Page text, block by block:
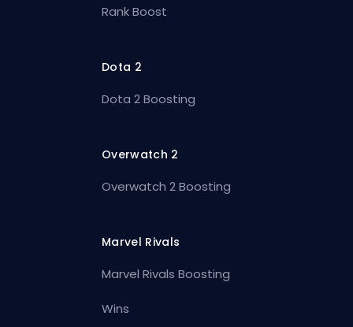
Rank Boost
Dota 2
Dota 2 Boosting
Overwatch 2
Overwatch 2 Boosting
Marvel Rivals
Marvel Rivals Boosting
Wins